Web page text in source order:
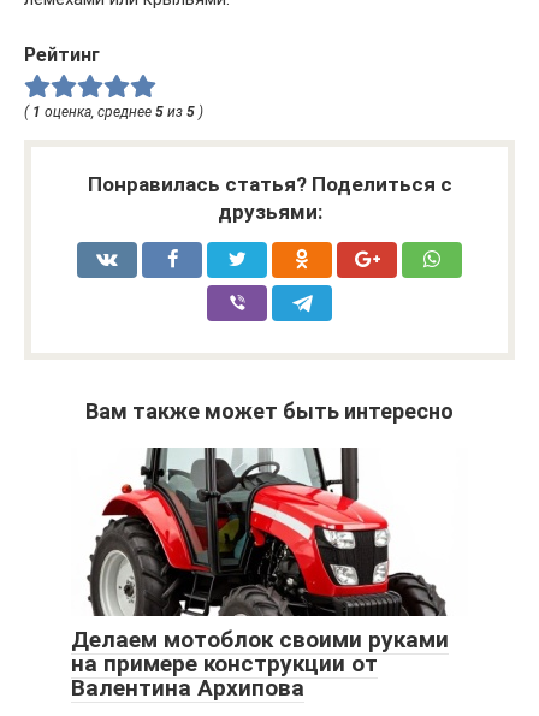
Рейтинг
( 1 оценка, среднее 5 из 5 )
Понравилась статья? Поделиться с
друзьями:
Вам также может быть интересно
Делаем мотоблок своими руками
на примере конструкции от
Валентина Архипова